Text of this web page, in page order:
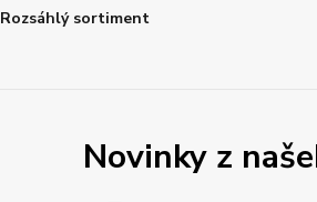
Rozsáhlý sortiment
Novinky z